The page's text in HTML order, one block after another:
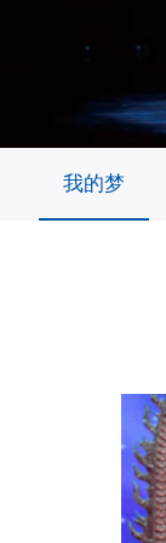
我的梦